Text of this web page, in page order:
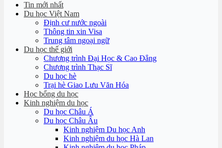
Tin mới nhất
Du học Việt Nam
Định cư nước ngoài
Thông tin xin Visa
Trung tâm ngoại ngữ
Du học thế giới
Chương trình Đại Học & Cao Đẳng
Chương trình Thạc Sĩ
Du học hè
Trại hè Giao Lưu Văn Hóa
Học bổng du học
Kinh nghiệm du học
Du học Châu Á
Du học Châu Âu
Kinh nghiệm Du học Anh
Kinh nghiệm du học Hà Lan